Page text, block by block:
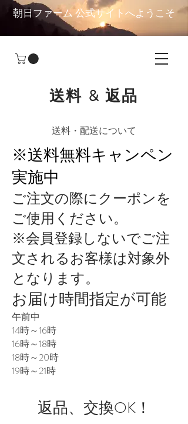
朝日ファーム 公式サイトへようこそ
送料 & 返品
送料・配送について
※送料無料キャンペン
実施中
ご注文の際にクーポンを
ご使用ください。
※会員登録しないでご注
文されるお客様は対象外
となります。
お届け時間指定が可能
午前中
14時～16時
16時～18時
18時～20時
19時～21時
返品、交換OK！